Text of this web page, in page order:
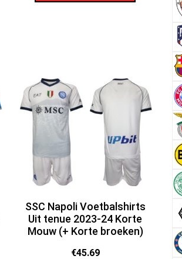
SSC Napoli Voetbalshirts
Uit tenue 2023-24 Korte
Mouw (+ Korte broeken)
€45.69